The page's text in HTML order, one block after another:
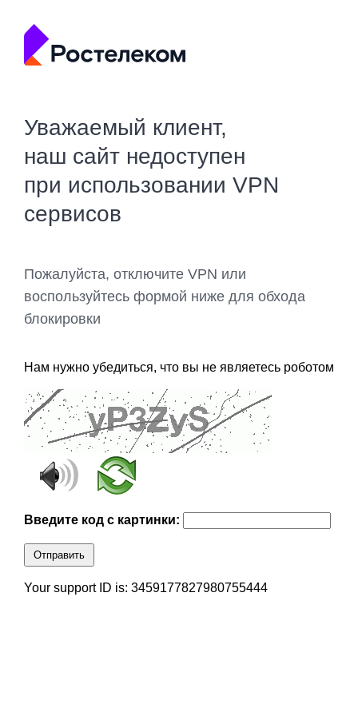
Уважаемый клиент,
наш сайт недоступен
при использовании VPN
сервисов
Пожалуйста, отключите VPN или
воспользуйтесь формой ниже для обхода
блокировки
Нам нужно убедиться, что вы не являетесь роботом
Введите код с картинки:
Отправить
Your support ID is: 3459177827980755444